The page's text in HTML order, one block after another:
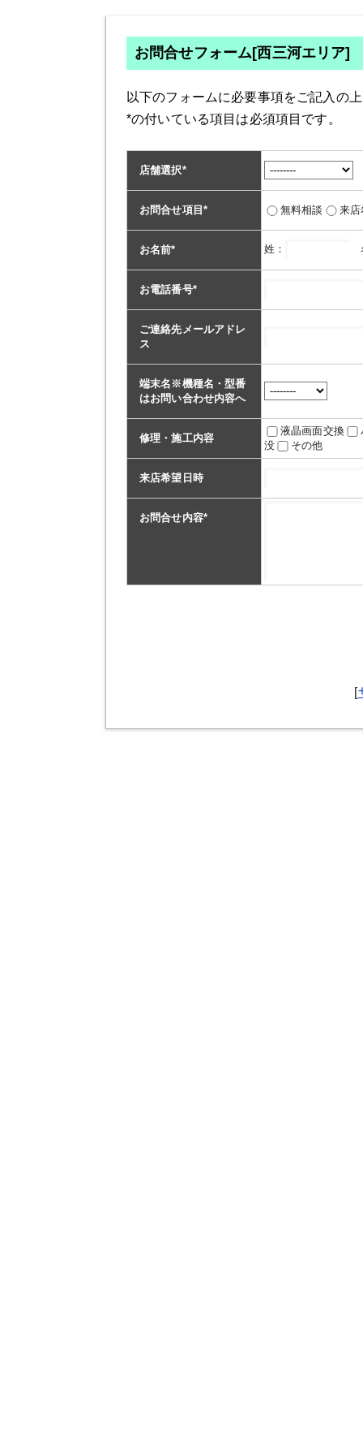
お問合せフォーム[西三河エリア]
以下のフォームに必要事項をご記入の
*の付いている項目は必須項目です。
店舗選択*
お問合せ項目 * 無料相談 来店
お名前* 姓：
お電話番号*
ご連絡先メールアドレ
ス
端末名※機種名・型番
はお問い合わせ内容へ
修理・施工内容
液晶画面交換
没
その他
来店希望日時
お問合せ内容*
[